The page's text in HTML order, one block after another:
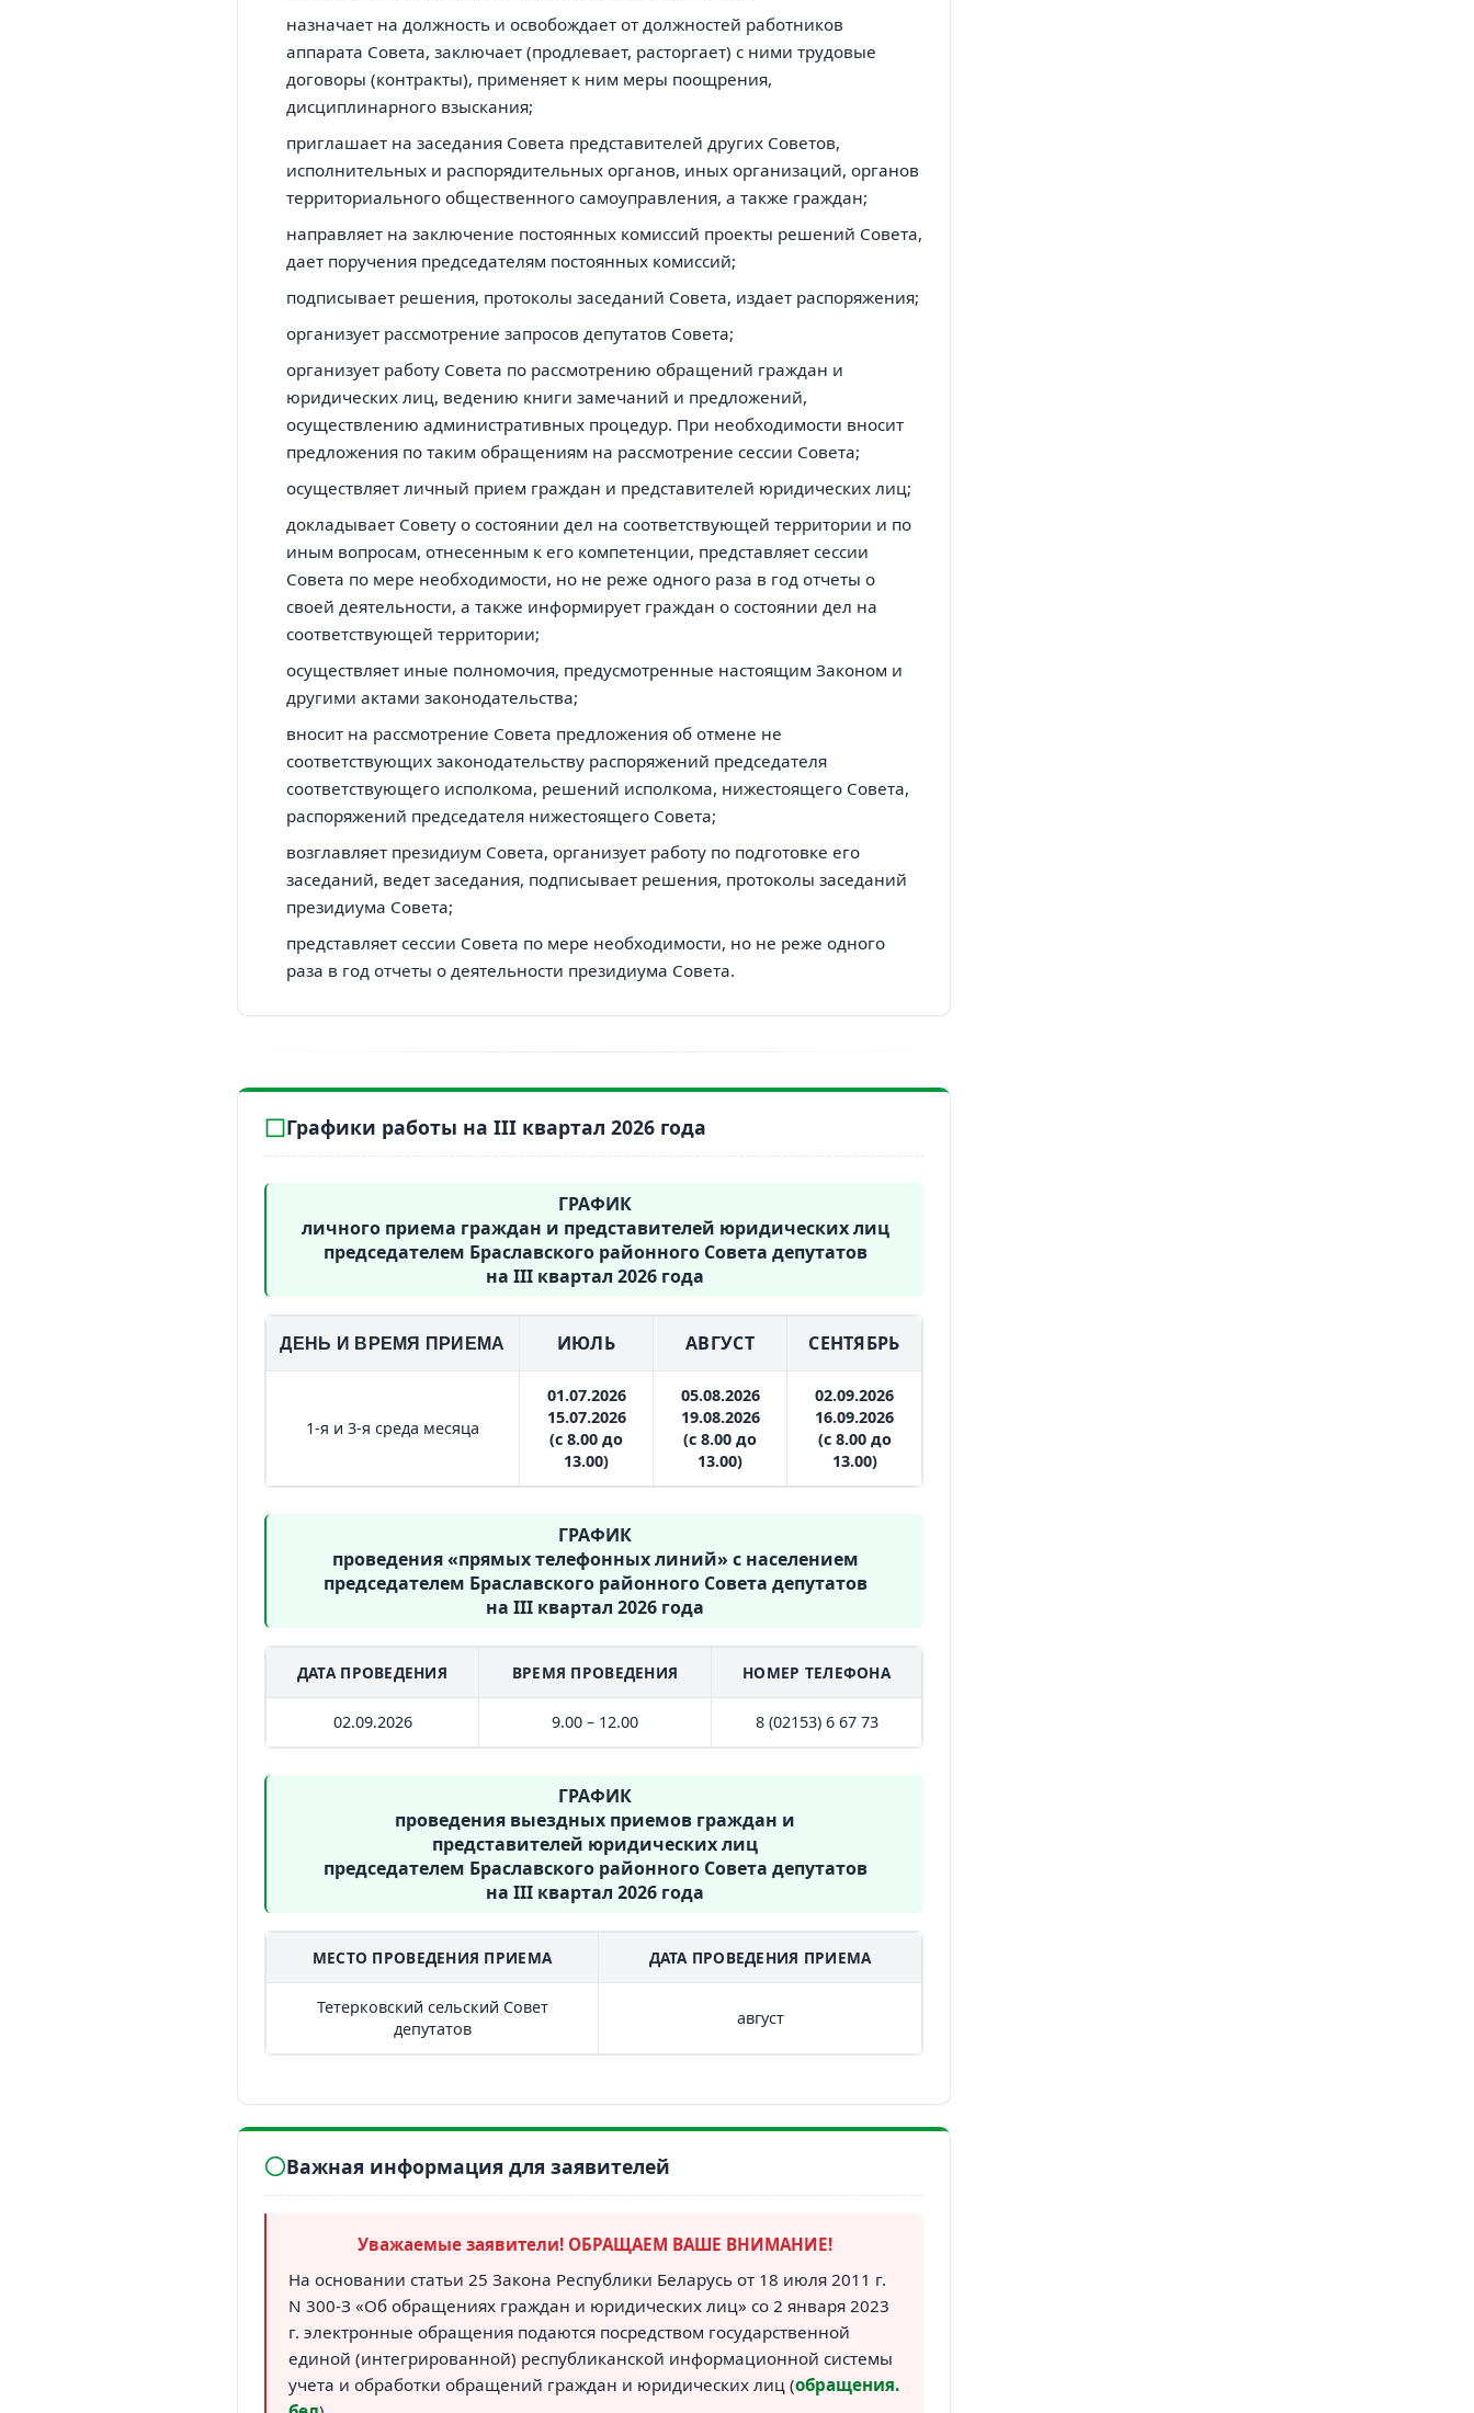
назначает на должность и освобождает от должностей работников
аппарата Совета, заключает (продлевает, расторгает) с ними трудовые
договоры (контракты), применяет к ним меры поощрения,
дисциплинарного взыскания;
приглашает на заседания Совета представителей других Советов,
исполнительных и распорядительных органов, иных организаций, органов
территориального общественного самоуправления, а также граждан;
направляет на заключение постоянных комиссий проекты решений Совета,
дает поручения председателям постоянных комиссий;
подписывает решения, протоколы заседаний Совета, издает распоряжения;
организует рассмотрение запросов депутатов Совета;
организует работу Совета по рассмотрению обращений граждан и
юридических лиц, ведению книги замечаний и предложений,
осуществлению административных процедур. При необходимости вносит
предложения по таким обращениям на рассмотрение сессии Совета;
осуществляет личный прием граждан и представителей юридических лиц;
докладывает Совету о состоянии дел на соответствующей территории и по
иным вопросам, отнесенным к его компетенции, представляет сессии
Совета по мере необходимости, но не реже одного раза в год отчеты о
своей деятельности, а также информирует граждан о состоянии дел на
соответствующей территории;
осуществляет иные полномочия, предусмотренные настоящим Законом и
другими актами законодательства;
вносит на рассмотрение Совета предложения об отмене не
соответствующих законодательству распоряжений председателя
соответствующего исполкома, решений исполкома, нижестоящего Совета,
распоряжений председателя нижестоящего Совета;
возглавляет президиум Совета, организует работу по подготовке его
заседаний, ведет заседания, подписывает решения, протоколы заседаний
президиума Совета;
представляет сессии Совета по мере необходимости, но не реже одного
раза в год отчеты о деятельности президиума Совета.
Графики работы на III квартал 2026 года
ГРАФИК
личного приема граждан и представителей юридических лиц
председателем Браславского районного Совета депутатов
на III квартал 2026 года
ДЕНЬ И ВРЕМЯ ПРИЕМА ИЮЛЬ АВГУСТ СЕНТЯБРЬ
1-я и 3-я среда месяца
01.07.2026
15.07.2026
(с 8.00 до
13.00)
05.08.2026
19.08.2026
(с 8.00 до
13.00)
02.09.2026
16.09.2026
(с 8.00 до
13.00)
ГРАФИК
проведения «прямых телефонных линий» с населением
председателем Браславского районного Совета депутатов
на III квартал 2026 года
ДАТА ПРОВЕДЕНИЯ ВРЕМЯ ПРОВЕДЕНИЯ НОМЕР ТЕЛЕФОНА
02.09.2026 9.00 – 12.00 8 (02153) 6 67 73
ГРАФИК
проведения выездных приемов граждан и
представителей юридических лиц
председателем Браславского районного Совета депутатов
на III квартал 2026 года
МЕСТО ПРОВЕДЕНИЯ ПРИЕМА ДАТА ПРОВЕДЕНИЯ ПРИЕМА
Тетерковский сельский Совет
депутатов
август
Важная информация для заявителей
Уважаемые заявители! ОБРАЩАЕМ ВАШЕ ВНИМАНИЕ!
На основании статьи 25 Закона Республики Беларусь от 18 июля 2011 г.
N 300-З «Об обращениях граждан и юридических лиц» со 2 января 2023
г. электронные обращения подаются посредством государственной
единой (интегрированной) республиканской информационной системы
учета и обработки обращений граждан и юридических лиц (обращения.